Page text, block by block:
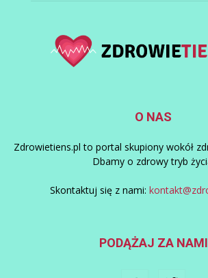
O NAS
Zdrowietiens.pl to portal skupiony wokół
Dbamy o zdrowy tryb
Skontaktuj się z nami:
PODĄŻAJ ZA NAMI